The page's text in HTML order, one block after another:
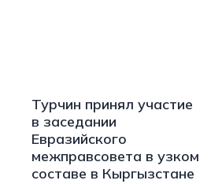
Турчин принял участие
в заседании
Евразийского
межправсовета в узком
составе в Кыргызстане